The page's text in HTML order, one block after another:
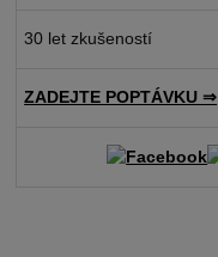
30 let zkušeností
ZADEJTE POPTÁVKU ⇒